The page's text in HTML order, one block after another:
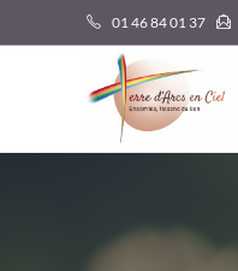
to
01 46 84 01 37